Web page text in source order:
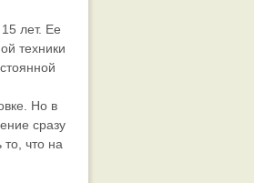
лет. Ее
техники
Но в
сразу
что на